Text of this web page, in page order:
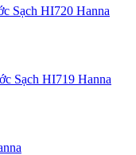
Sạch HI720 Hanna
Sạch HI719 Hanna